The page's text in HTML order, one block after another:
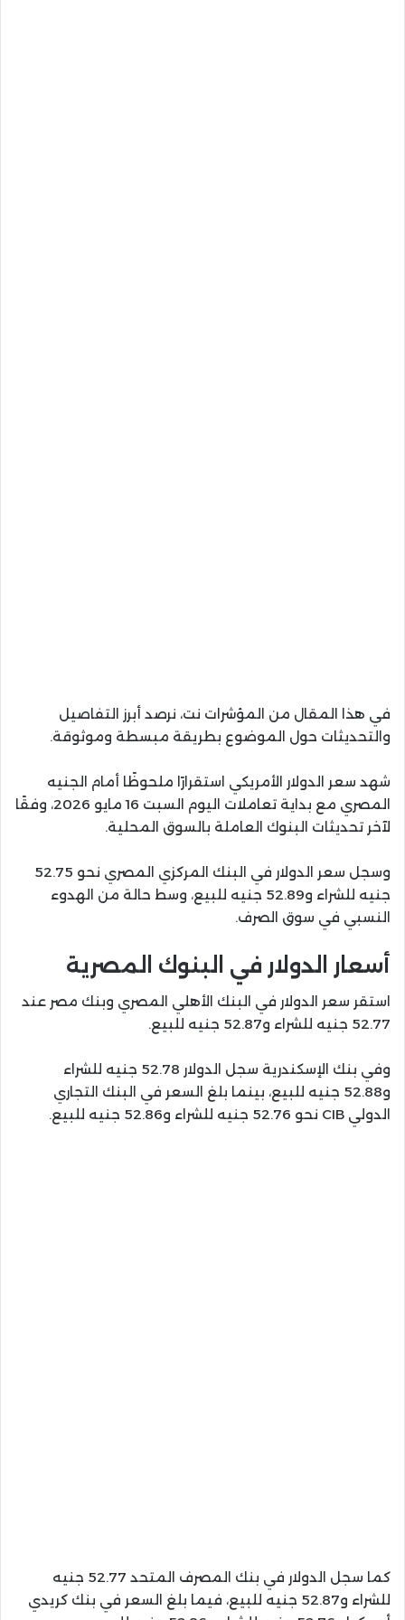
في هذا المقال من المؤشرات نت، نرصد أبرز التفاصيل
والتحديثات حول الموضوع بطريقة مبسطة وموثوقة.
شهد سعر الدولار الأمريكي استقرارًا ملحوظًا أمام الجنيه
المصري مع بداية تعاملات اليوم السبت 16 مايو 2026، وفقًا
لآخر تحديثات البنوك العاملة بالسوق المحلية.
وسجل سعر الدولار في البنك المركزي المصري نحو 52.75
جنيه للشراء و52.89 جنيه للبيع، وسط حالة من الهدوء
النسبي في سوق الصرف.
أسعار الدولار في البنوك المصرية
استقر سعر الدولار في البنك الأهلي المصري وبنك مصر عند
52.77 جنيه للشراء و52.87 جنيه للبيع.
وفي بنك الإسكندرية سجل الدولار 52.78 جنيه للشراء
و52.88 جنيه للبيع، بينما بلغ السعر في البنك التجاري
الدولي CIB نحو 52.76 جنيه للشراء و52.86 جنيه للبيع.
كما سجل الدولار في بنك المصرف المتحد 52.77 جنيه
للشراء و52.87 جنيه للبيع، فيما بلغ السعر في بنك كريدي